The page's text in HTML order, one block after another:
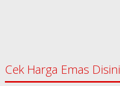
Cek Harga Emas Disini